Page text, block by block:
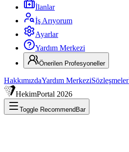
İlanlar
İş Arıyorum
Ayarlar
Yardım Merkezi
Önerilen Profesyoneller
HakkımızdaYardım MerkeziSözleşmeler
HekimPortal 2026
Toggle RecommendBar